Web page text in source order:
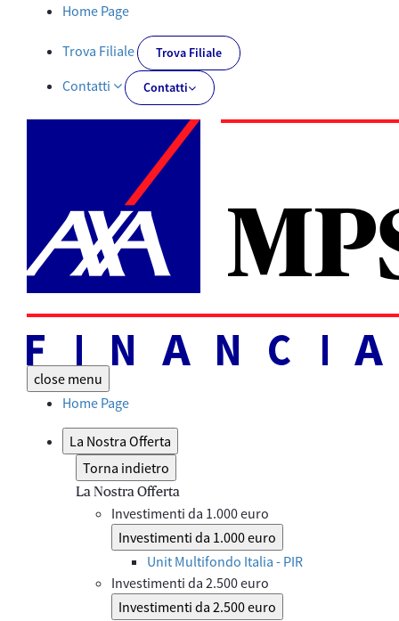
Documentazione facoltativa su richiesta | AXA MPS Financial -
Home Page
Trova Filiale Trova Filiale
Contatti Contatti
close menu
Home Page
La Nostra Offerta
Torna indietro
La Nostra Offerta
Investimenti da 1.000 euro
Investimenti da 1.000 euro
Unit Multifondo Italia - PIR
Investimenti da 2.500 euro
Investimenti da 2.500 euro